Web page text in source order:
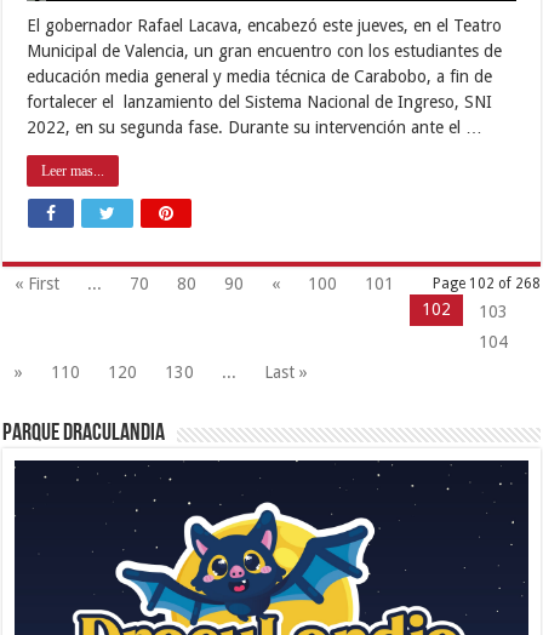
El gobernador Rafael Lacava, encabezó este jueves, en el Teatro
Municipal de Valencia, un gran encuentro con los estudiantes de
educación media general y media técnica de Carabobo, a fin de
fortalecer el lanzamiento del Sistema Nacional de Ingreso, SNI
2022, en su segunda fase. Durante su intervención ante el …
Leer mas...
Page 102 of 268
« First ... 70 80 90 « 100
101
102
103
104
»
110 120 130 ... Last »
Parque Draculandia